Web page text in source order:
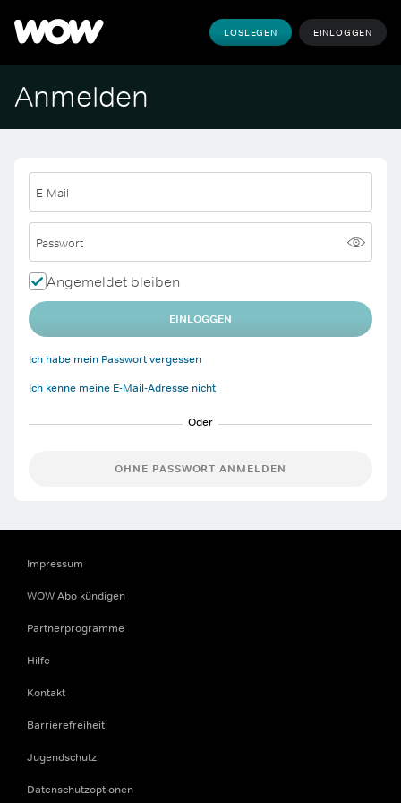
LOSLEGEN EINLOGGEN
Anmelden
E-Mail
Passwort
Angemeldet bleiben
EINLOGGEN
Ich habe mein Passwort vergessen
Ich kenne meine E-Mail-Adresse nicht
OHNE PASSWORT ANMELDEN
Impressum
WOW Abo kündigen
Partnerprogramme
Hilfe
Kontakt
Barrierefreiheit
Jugendschutz
Datenschutzoptionen